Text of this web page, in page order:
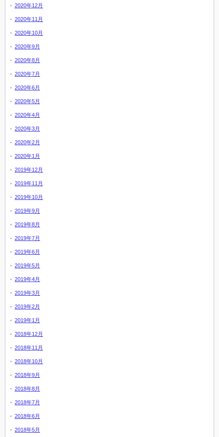
2020年12月
2020年11月
2020年10月
2020年9月
2020年8月
2020年7月
2020年6月
2020年5月
2020年4月
2020年3月
2020年2月
2020年1月
2019年12月
2019年11月
2019年10月
2019年9月
2019年8月
2019年7月
2019年6月
2019年5月
2019年4月
2019年3月
2019年2月
2019年1月
2018年12月
2018年11月
2018年10月
2018年9月
2018年8月
2018年7月
2018年6月
2018年5月